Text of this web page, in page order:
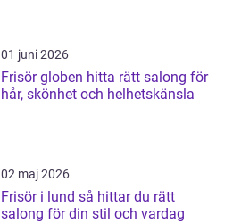
01 juni 2026
Frisör globen hitta rätt salong för
hår, skönhet och helhetskänsla
02 maj 2026
Frisör i lund så hittar du rätt
salong för din stil och vardag